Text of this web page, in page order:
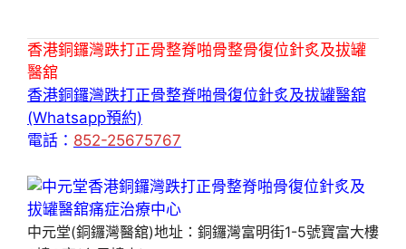
香港銅鑼灣跌打正骨整脊啪骨整骨復位針炙及拔罐
醫舘
香港銅鑼灣跌打正骨整脊啪骨復位針炙及拔罐醫舘
(Whatsapp預約)
電話： 852-25675767
中元堂(銅鑼灣醫舘)地址：銅鑼灣富明街1-5號寶富大樓